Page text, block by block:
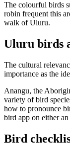
The colourful birds
robin frequent this
walk of Uluru.
Uluru birds
The cultural
importance as the
Anangu, the
variety of bird
how to pronounce
bird app on either an
Bird